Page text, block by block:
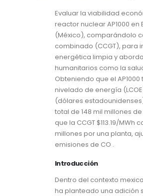
Evaluar la viabilidad
reactor nuclear AP1000 en
(México), comparándolo
combinado (CCGT), para
energética limpia y
humanitarios como la
Obteniendo que el
nivelado de energía
(dólares
total de 148 mil millones
que la CCGT $113.19/MWh
millones por una planta,
emisiones de CO .
Introducción
Dentro del contexto
ha planteado una adición